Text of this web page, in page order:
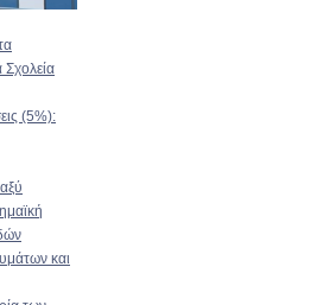
Σχολεία
(5%):
και